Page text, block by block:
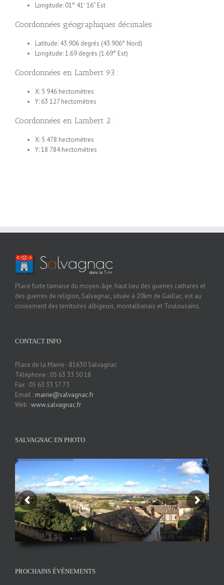
Longitude: 01° 41′ 16” Est
Coordonnées géographiques décimales :
Latitude: 43.906 degrés (43.906° Nord)
Longitude: 1.69 degrés (1.69° Est)
Coordonnées en Lambert 93 :
X: 5 946 hectomètres
Y: 63 127 hectomètres
Coordonnées en Lambert 2 :
X: 5 478 hectomètres
Y: 18 784 hectomètres
Place forte tarnaise du moyen-âge, haut lieu des guerres cathares et
des guerres de religion, Salvagnac, située à 20km de Gaillac, est au
croisement des territoires albigeois, montalbanais et Toulousains.
CONTACT INFO
Place de la Mairie - 81630 Salvagnac
Téléphone : 05 63 33 50 18
Fax : 05 63 33 57 73
Email : mairie@salvagnac.fr
Web :www.salvagnac.fr
SALVAGNAC EN PHOTO
PROCHAINS ÉVÉNEMENTS